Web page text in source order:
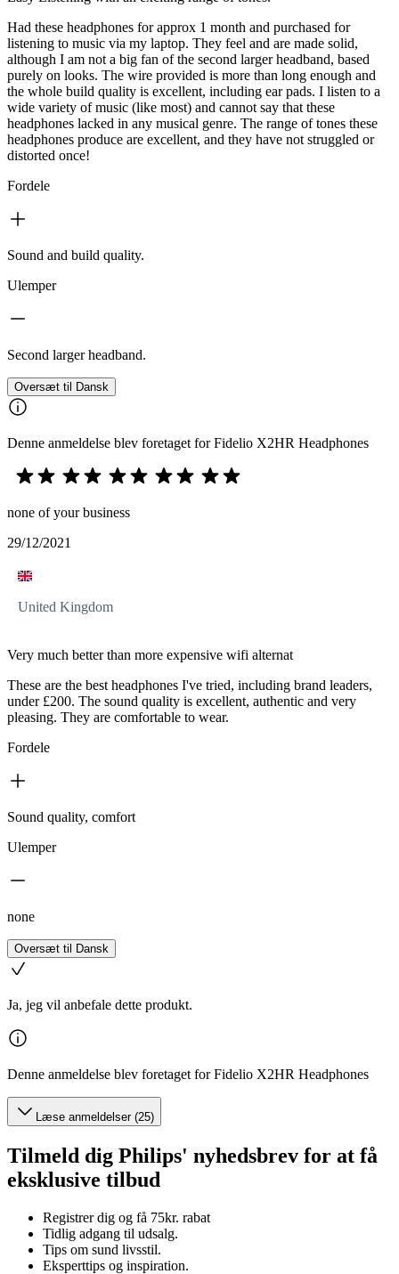
Had these headphones for approx 1 month and purchased for
listening to music via my laptop. They feel and are made solid,
although I am not a big fan of the second larger headband, based
purely on looks. The wire provided is more than long enough and
the whole build quality is excellent, including ear pads. I listen to a
wide variety of music (like most) and cannot say that these
headphones lacked in any musical genre. The range of tones these
headphones produce are excellent, and they have not struggled or
distorted once!
Fordele
Sound and build quality.
Ulemper
Second larger headband.
Oversæt til Dansk
Denne anmeldelse blev foretaget for Fidelio X2HR Headphones
none of your business
29/12/2021
United Kingdom
Very much better than more expensive wifi alternat
These are the best headphones I've tried, including brand leaders,
under £200. The sound quality is excellent, authentic and very
pleasing. They are comfortable to wear.
Fordele
Sound quality, comfort
Ulemper
none
Oversæt til Dansk
Ja, jeg vil anbefale dette produkt.
Denne anmeldelse blev foretaget for Fidelio X2HR Headphones
Læse anmeldelser (25)
Tilmeld dig Philips' nyhedsbrev for at få
eksklusive tilbud
Registrer dig og få 75kr. rabat
Tidlig adgang til udsalg.
Tips om sund livsstil.
Eksperttips og inspiration.